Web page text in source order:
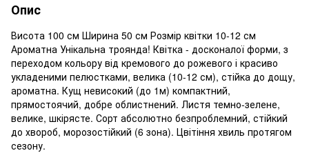
Опис
Висота 100 см Ширина 50 см Розмір квітки 10-12 см
Ароматна Унікальна троянда! Квітка - досконалої форми, з
переходом кольору від кремового до рожевого і красиво
укладеними пелюстками, велика (10-12 см), стійка до дощу,
ароматна. Кущ невисокий (до 1м) компактний,
прямостоячий, добре облистнений. Листя темно-зелене,
велике, шкірясте. Сорт абсолютно безпроблемний, стійкий
до хвороб, морозостійкий (6 зона). Цвітіння хвиль протягом
сезону.